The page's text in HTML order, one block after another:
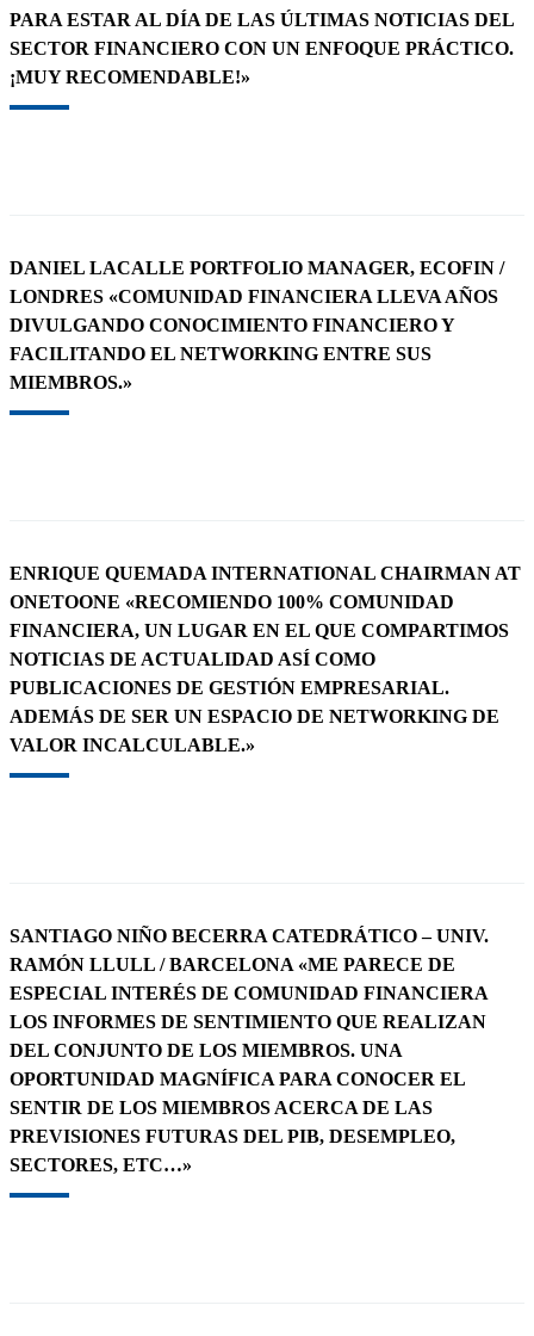
PARA ESTAR AL DÍA DE LAS ÚLTIMAS NOTICIAS DEL
SECTOR FINANCIERO CON UN ENFOQUE PRÁCTICO.
¡MUY RECOMENDABLE!»
DANIEL LACALLE PORTFOLIO MANAGER, ECOFIN /
LONDRES «COMUNIDAD FINANCIERA LLEVA AÑOS
DIVULGANDO CONOCIMIENTO FINANCIERO Y
FACILITANDO EL NETWORKING ENTRE SUS
MIEMBROS.»
ENRIQUE QUEMADA INTERNATIONAL CHAIRMAN AT
ONETOONE «RECOMIENDO 100% COMUNIDAD
FINANCIERA, UN LUGAR EN EL QUE COMPARTIMOS
NOTICIAS DE ACTUALIDAD ASÍ COMO
PUBLICACIONES DE GESTIÓN EMPRESARIAL.
ADEMÁS DE SER UN ESPACIO DE NETWORKING DE
VALOR INCALCULABLE.»
SANTIAGO NIÑO BECERRA CATEDRÁTICO – UNIV.
RAMÓN LLULL / BARCELONA «ME PARECE DE
ESPECIAL INTERÉS DE COMUNIDAD FINANCIERA
LOS INFORMES DE SENTIMIENTO QUE REALIZAN
DEL CONJUNTO DE LOS MIEMBROS. UNA
OPORTUNIDAD MAGNÍFICA PARA CONOCER EL
SENTIR DE LOS MIEMBROS ACERCA DE LAS
PREVISIONES FUTURAS DEL PIB, DESEMPLEO,
SECTORES, ETC…»